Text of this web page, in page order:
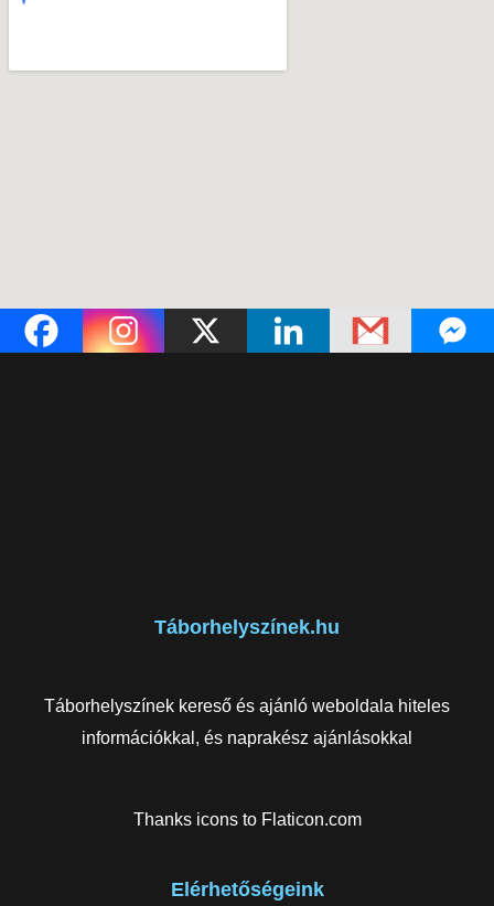
Táborhelyszínek.hu
Táborhelyszínek kereső és ajánló weboldala hiteles
információkkal, és naprakész ajánlásokkal
Thanks icons to Flaticon.com
Elérhetőségeink